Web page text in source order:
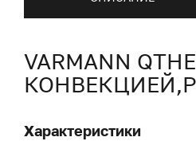
VARMANN
Характеристики